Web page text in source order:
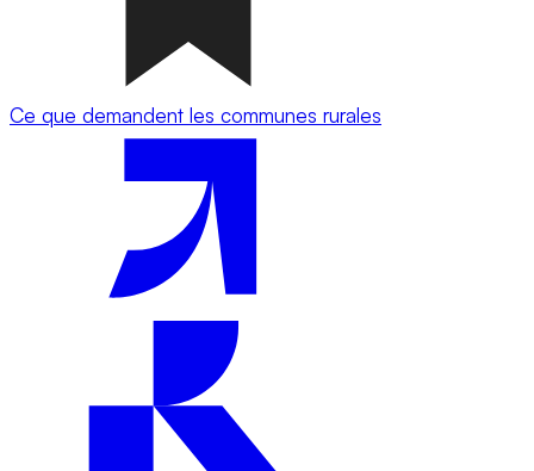
Ce que demandent les communes rurales